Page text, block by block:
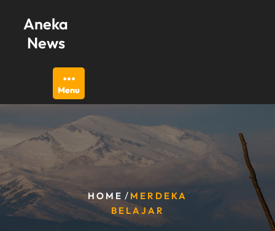
content
Aneka
News
Menu
HOME / MERDEKA
BELAJAR